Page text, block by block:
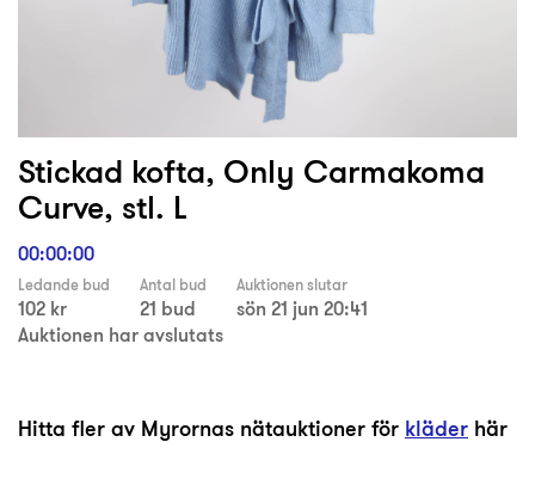
Stickad kofta, Only Carmakoma
Curve, stl. L
00:00:00
Ledande bud
102 kr
Antal bud
21 bud
Auktionen slutar
sön 21 jun 20:41
Auktionen har avslutats
Hitta fler av Myrornas nätauktioner för kläder här